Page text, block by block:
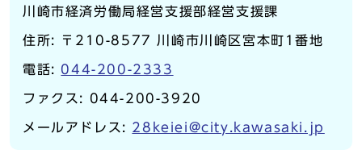
川崎市経済労働局経営支援部経営支援課
住所: 〒210-8577 川崎市川崎区宮本町1番地
電話: 044-200-2333
ファクス: 044-200-3920
メールアドレス: 28keiei@city.kawasaki.jp